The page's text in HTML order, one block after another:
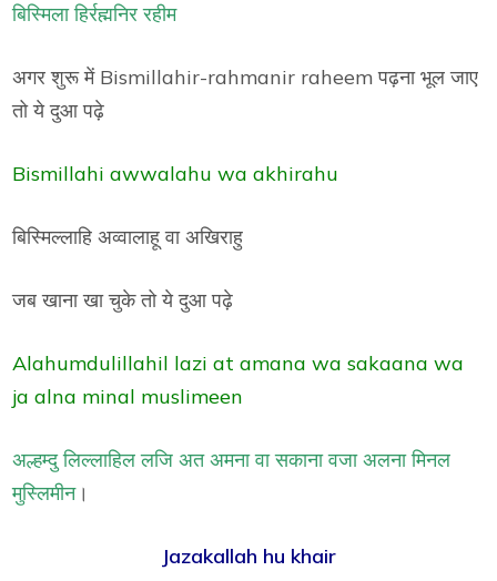
बिस्मिला हिर्रह्मनिर रहीम
अगर शुरू में Bismillahir-rahmanir raheem पढ़ना भूल जाए
तो ये दुआ पढ़े
Bismillahi awwalahu wa akhirahu
बिस्मिल्लाहि अव्वालाहू वा अखिराहु
जब खाना खा चुके तो ये दुआ पढ़े
Alahumdulillahil lazi at amana wa sakaana wa
ja alna minal muslimeen
अल्हम्दु लिल्लाहिल लजि अत अमना वा सकाना वजा अलना मिनल
मुस्लिमीन।
Jazakallah hu khair